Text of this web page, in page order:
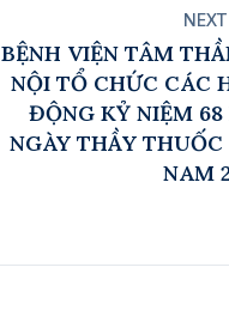
BỆNH VIỆN TÂM
NỘI TỔ CHỨC CÁC
ĐỘNG KỶ NIỆM 68
NGÀY THẦY THUỐC
NAM